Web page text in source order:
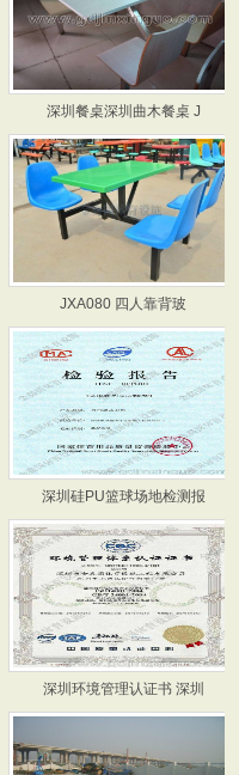
深圳餐桌深圳曲木餐桌 J
JXA080 四人靠背玻
深圳硅PU篮球场地检测报
深圳环境管理认证书 深圳